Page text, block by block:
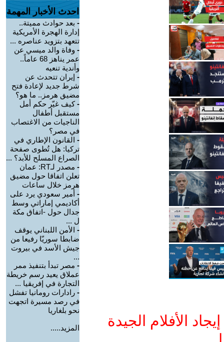
الأفلام الجيدة
احدث الأخبار المهمة
- بعد حوادث مميتة..
إدارة الهجرة الأمريكية
تتعهد بتزويد عناصره ...
- وفاة والد ميسي عن
عمر يناهز 68 عاماً..
وأندية تنعيه
- إيران تتحدث عن
شرط جديد لإعادة فتح
مضيق هرمز.. ما هو؟
-كيف غيّر حكم أمل
مستقبل أطفال
الناجيات من الاغتصاب
في مصر؟
- القانون الإطاري في
تركيا: هل تُطوى صفحة
الصراع المسلح للأبد؟ ...
-
مصدر لـRT: عمان
تعلن اتفاقا حول مضيق
هرمز خلال ساعات
- أمير سعودي يرد على
أكاديمي إماراتي وسط
جدال حول -اتفاق مكة
ل ...
- الأمن اللبناني يوقف
ضابطا سوريّا رفيعا من
جيش الأسد في بيروت
...
- مصر تبدأ بتنفيذ ممر
عملاق يعيد رسم خريطة
التجارة في إفريقيا ...
- رادارات رومانيا تفشل
في رصد مسيرة اتجهت
نحو بلغاريا
المزيد.....